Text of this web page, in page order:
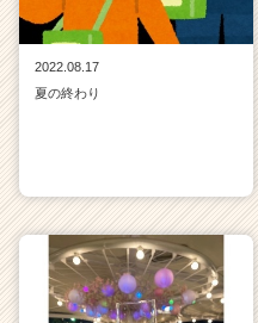
2022.08.17
夏の終わり